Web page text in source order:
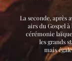
La seconde, après
airs du Gospel
cérémonie
les grands
mais